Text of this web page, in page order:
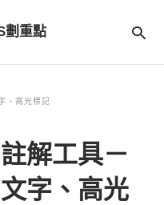
劃重點
、高光標記
解工具－
字、高光